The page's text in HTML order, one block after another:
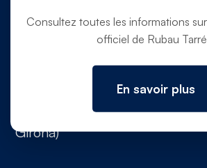
BUREAUX À VERGES ET SIÈGE
Ctra. C-31 de Torroella de
pk. 354,5 (Canet de La Tallada,
Girona)
Consultez toutes les informations
officiel de Rubau
En savoir plus